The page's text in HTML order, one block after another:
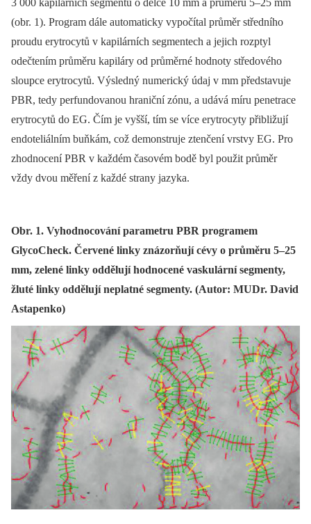
3 000 kapilárních segmentů o délce 10 mm a průměru 5–25 mm
(obr. 1). Program dále automaticky vypočítal průměr středního
proudu erytrocytů v kapilárních segmentech a jejich rozptyl
odečtením průměru kapiláry od průměrné hodnoty středového
sloupce erytrocytů. Výsledný numerický údaj v mm představuje
PBR, tedy perfundovanou hraniční zónu, a udává míru penetrace
erytrocytů do EG. Čím je vyšší, tím se více erytrocyty přibližují
endoteliálním buňkám, což demonstruje ztenčení vrstvy EG. Pro
zhodnocení PBR v každém časovém bodě byl použit průměr
vždy dvou měření z každé strany jazyka.
Obr. 1. Vyhodnocování parametru PBR programem
GlycoCheck. Červené linky znázorňují cévy o průměru 5–25
mm, zelené linky oddělují hodnocené vaskulární segmenty,
žluté linky oddělují neplatné segmenty. (Autor: MUDr. David
Astapenko)